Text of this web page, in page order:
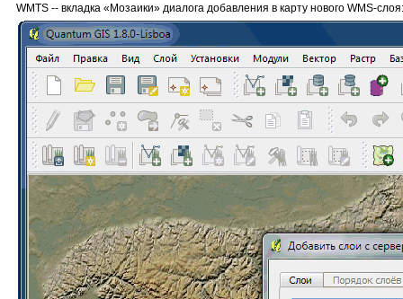
WMTS -- вкладка «Мозаики» диалога добавления в карту нового WMS-слоя: